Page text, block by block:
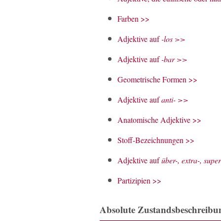
Farben >>
Adjektive auf-los >>
Adjektive auf-bar >>
Geometrische Formen >>
Adjektive aufanti- >>
Anatomische Adjektive >>
Stoff-Bezeichnungen >>
Adjektive aufüber-, extra-,
Partizipien >>
Absolute